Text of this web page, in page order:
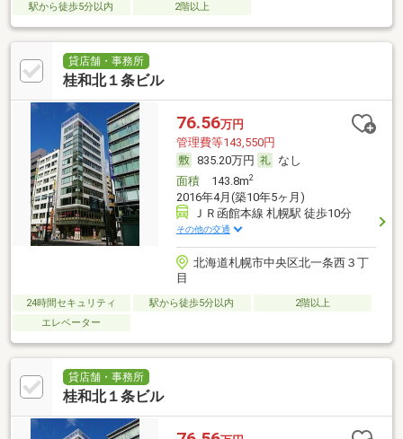
駅から徒歩5分以内 2階以上
貸店舗・事務所
桂和北１条ビル
76.56万円
管理費等143,550円
835.20万円
なし
面積143.8m2
2016年4月(築10年5ヶ月)
ＪＲ函館本線 札幌駅 徒歩10分
その他の交通
北海道札幌市中央区北一条西３丁
目
24時間セキュリティ 駅から徒歩5分以内
2階以上
エレベーター
貸店舗・事務所
桂和北１条ビル